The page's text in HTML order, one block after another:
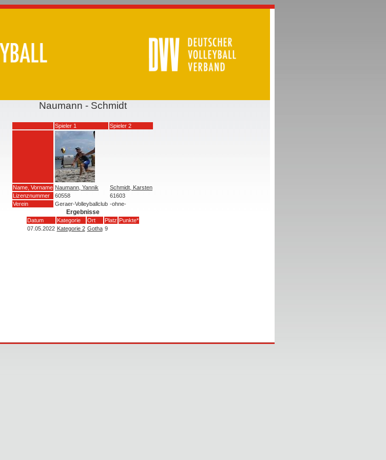
Naumann - Schmidt
Spieler 1 Spieler 2
Name, Vorname Naumann, Yannik
Schmidt, Karsten
Lizenznummer
60558
61603
Verein
Geraer-Volleyballclub -ohne-
Ergebnisse
Datum Kategorie Ort Platz Punkte*
07.05.2022 Kategorie 2 Gotha 9